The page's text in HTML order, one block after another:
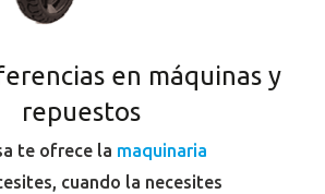
en máquinas y
repuestos
te ofrece la maquinaria
cuando la necesites